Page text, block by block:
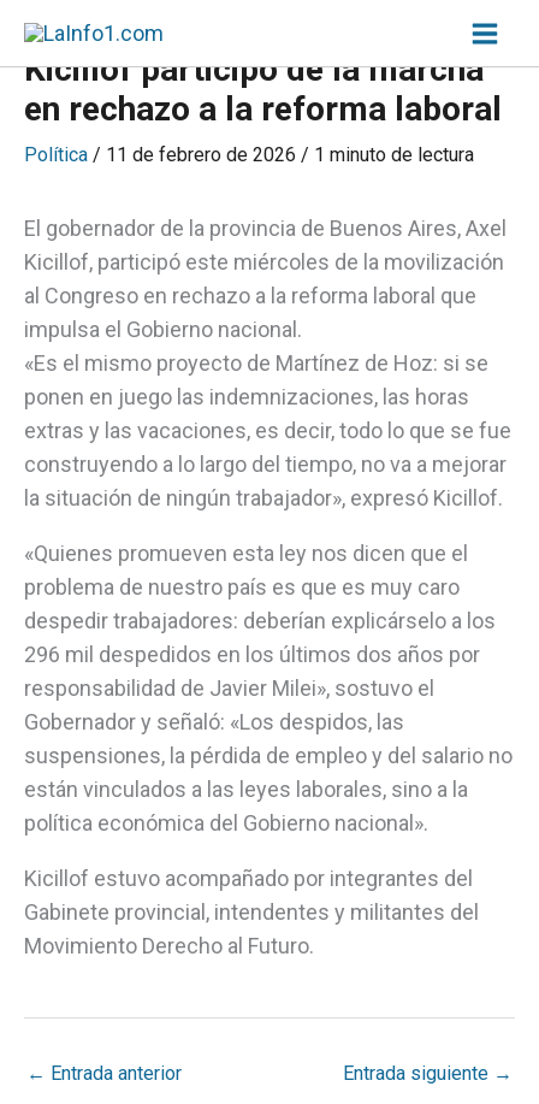
contenido
Kicillof participó de la marcha
en rechazo a la reforma laboral
Política / 11 de febrero de 2026 / 1 minuto de lectura
El gobernador de la provincia de Buenos Aires, Axel
Kicillof, participó este miércoles de la movilización
al Congreso en rechazo a la reforma laboral que
impulsa el Gobierno nacional.
«Es el mismo proyecto de Martínez de Hoz: si se
ponen en juego las indemnizaciones, las horas
extras y las vacaciones, es decir, todo lo que se fue
construyendo a lo largo del tiempo, no va a mejorar
la situación de ningún trabajador», expresó Kicillof.
«Quienes promueven esta ley nos dicen que el
problema de nuestro país es que es muy caro
despedir trabajadores: deberían explicárselo a los
296 mil despedidos en los últimos dos años por
responsabilidad de Javier Milei», sostuvo el
Gobernador y señaló: «Los despidos, las
suspensiones, la pérdida de empleo y del salario no
están vinculados a las leyes laborales, sino a la
política económica del Gobierno nacional».
Kicillof estuvo acompañado por integrantes del
Gabinete provincial, intendentes y militantes del
Movimiento Derecho al Futuro.
← Entrada anterior Entrada siguiente →